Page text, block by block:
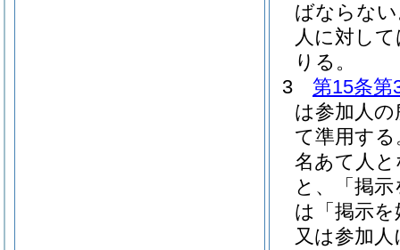
ばならな
人に対し
りる。
3
第15条第
は参加人
て準用する
名あて人
と、「掲
は「掲示
又は参加